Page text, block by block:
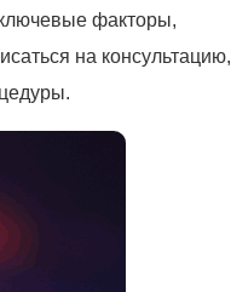
факторы,
на консультацию,